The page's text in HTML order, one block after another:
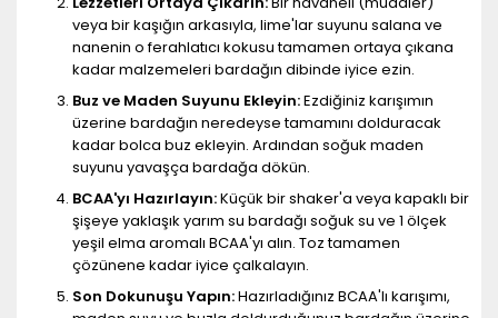
veya bir kaşığın arkasıyla, lime'lar suyunu salana ve
nanenin o ferahlatıcı kokusu tamamen ortaya çıkana
kadar malzemeleri bardağın dibinde iyice ezin.
Buz ve Maden Suyunu Ekleyin:Ezdiğiniz karışımın
üzerine bardağın neredeyse tamamını dolduracak
kadar bolca buz ekleyin. Ardından soğuk maden
suyunu yavaşça bardağa dökün.
BCAA'yı Hazırlayın:Küçük bir shaker'a veya kapaklı bir
şişeye yaklaşık yarım su bardağı soğuk su ve 1 ölçek
yeşil elma aromalı BCAA'yı alın. Toz tamamen
çözünene kadar iyice çalkalayın.
Son Dokunuşu Yapın:Hazırladığınız BCAA'lı karışımı,